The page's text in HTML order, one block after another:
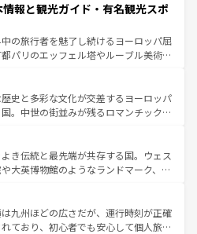
アで、忘れられない旅をしてみよう！
ア情報は
では、情熱的なフラメンコ、熱気あふ
味しいタパスが生活の一部となってい
の洗練された雰囲気や、バルセロナの
から、地方では古代ローマ遺跡や中世
風土や気候が異なるスペインはその個
性で訪れる人を魅了する。 なお、新着のスペイン情報は コ
してほしい。
報と観光ガイド・有名観光スポ
の旅行者を魅了し続けるヨーロッパ屈
パリのエッフェル塔やルーブル美術館
まっている。華麗な宮殿、歴史的な大
、そして豊かな自然が、訪れる者を心
、フランスは美食の国としても知ら
発祥地であるランス、プロヴァンスの
畑など、多彩な楽しみ方が可能だ。さ
域にも魅力が溢れており、どの街角に
とそれぞれで全く異なる文化を体験で
ろう。 なお、新着のフランス情報はコンテンツ一覧
史と多彩な文化が交差するヨーロッパ
。中世の街並みが残るロマンチック街
どこを歩いても飽きることがない。ベ
、バイエルン州のアルプスの絶景、そ
ワイン畑といった風景は必見。ビール
ひ体験してほしい。 なお、新着の
ンツ一覧を参照してほしい。
き伝統と最先端が共存する国。ウェス
大英博物館のようなランドマーク、歴
力がある。また、優雅なアフタヌーン
にはたまらない英国パブ、サッカー観
こそできる体験も豊富。イギリスを旅
九州ほどの広さだが、運行時刻が正確
ており、初心者でも安心して個人旅行